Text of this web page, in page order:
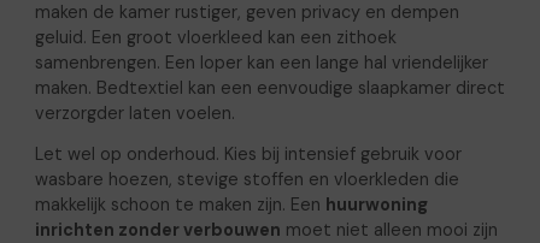
maken de kamer rustiger, geven privacy en dempen
geluid. Een groot vloerkleed kan een zithoek
samenbrengen. Een loper kan een lange hal vriendelijker
maken. Bedtextiel kan een eenvoudige slaapkamer direct
verzorgder laten voelen.
Let wel op onderhoud. Kies bij intensief gebruik voor
wasbare hoezen, stevige stoffen en vloerkleden die
makkelijk schoon te maken zijn. Een huurwoning
inrichten zonder verbouwen moet niet alleen mooi zijn